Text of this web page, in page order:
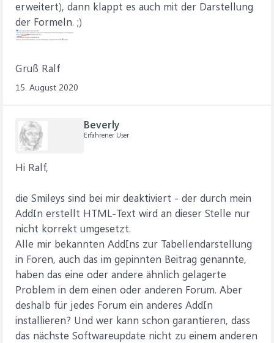
erweitert), dann klappt es auch mit der Darstellung
der Formeln. ;)
Gruß Ralf
15. August 2020
Beverly
Erfahrener User
Hi Ralf,
die Smileys sind bei mir deaktiviert - der durch mein
AddIn erstellt HTML-Text wird an dieser Stelle nur
nicht korrekt umgesetzt.
Alle mir bekannten AddIns zur Tabellendarstellung
in Foren, auch das im gepinnten Beitrag genannte,
haben das eine oder andere ähnlich gelagerte
Problem in dem einen oder anderen Forum. Aber
deshalb für jedes Forum ein anderes AddIn
installieren? Und wer kann schon garantieren, dass
das nächste Softwareupdate nicht zu einem anderen